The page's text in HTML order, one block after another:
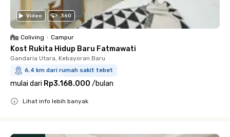
Video 360
Coliving • Campur
Kost Rukita Hidup Baru Fatmawati
Gandaria Utara, Kebayoran Baru
6.4 km dari rumah sakit tebet
mulai dari Rp3.168.000 /bulan
Lihat info lebih banyak